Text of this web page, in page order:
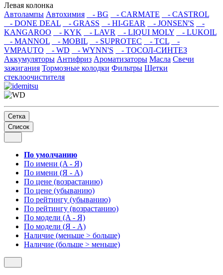
Левая колонка
Автолампы Автохимия - BG - CARMATE
- CASTROL
- DONE DEAL
- GRASS - HI-GEAR - JONSEN'S
-
KANGAROO
- KYK - LAVR - LIQUI MOLY
- LUKOIL
- MANNOL
- MOBIL - SUPROTEC - TCL
-
VMPAUTO
- WD - WYNN'S
- ТОСОЛ-СИНТЕЗ
Аккумуляторы Антифриз Ароматизаторы Масла Свечи
зажигания Тормозные колодки Фильтры Щетки
стеклоочистителя
Сетка
Список
По умолчанию
По имени (A - Я)
По имени (Я - A)
По цене (возрастанию)
По цене (убыванию)
По рейтингу (убыванию)
По рейтингу (возрастанию)
По модели (A - Я)
По модели (Я - A)
Наличие (меньше > больше)
Наличие (больше > меньше)